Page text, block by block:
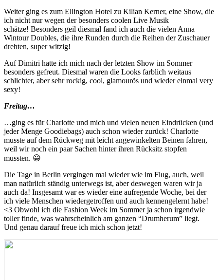
Weiter ging es zum Ellington Hotel zu Kilian Kerner, eine Show, die
ich nicht nur wegen der besonders coolen Live Musik
schätze! Besonders geil diesmal fand ich auch die vielen Anna
Wintour Doubles, die ihre Runden durch die Reihen der Zuschauer
drehten, super witzig!
Auf Dimitri hatte ich mich nach der letzten Show im Sommer
besonders gefreut. Diesmal waren die Looks farblich weitaus
schlichter, aber sehr rockig, cool, glamourös und wieder einmal very
sexy!
Freitag…
…ging es für Charlotte und mich und vielen neuen Eindrücken (und
jeder Menge Goodiebags) auch schon wieder zurück! Charlotte
musste auf dem Rückweg mit leicht angewinkelten Beinen fahren,
weil wir noch ein paar Sachen hinter ihren Rücksitz stopfen
mussten. 😀
Die Tage in Berlin vergingen mal wieder wie im Flug, auch, weil
man natürlich ständig unterwegs ist, aber deswegen waren wir ja
auch da! Insgesamt war es wieder eine aufregende Woche, bei der
ich viele Menschen wiedergetroffen und auch kennengelernt habe!
<3 Obwohl ich die Fashion Week im Sommer ja schon irgendwie
toller finde, was wahrscheinlich am ganzen “Drumherum” liegt.
Und genau darauf freue ich mich schon jetzt!